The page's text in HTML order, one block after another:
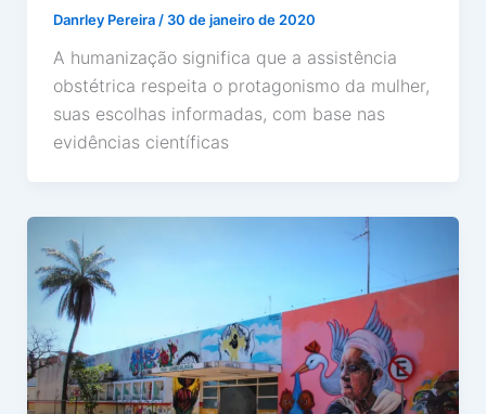
Danrley Pereira/ 30 de janeiro de 2020
A humanização significa que a assistência
obstétrica respeita o protagonismo da mulher,
suas escolhas informadas, com base nas
evidências científicas